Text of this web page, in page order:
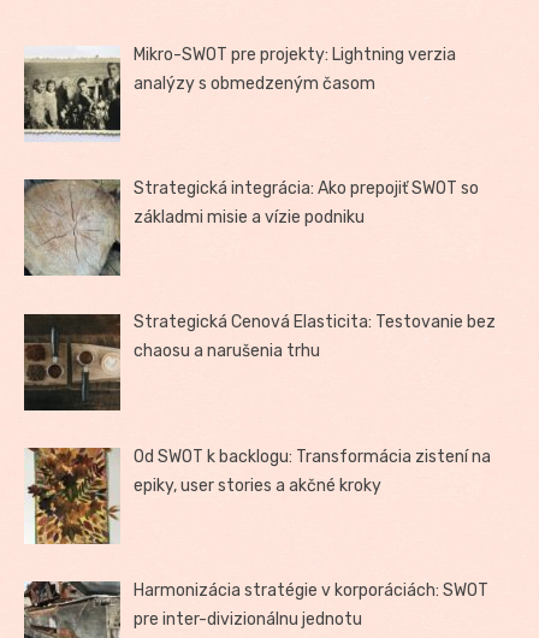
Mikro-SWOT pre projekty: Lightning verzia
analýzy s obmedzeným časom
Strategická integrácia: Ako prepojiť SWOT so
základmi misie a vízie podniku
Strategická Cenová Elasticita: Testovanie bez
chaosu a narušenia trhu
Od SWOT k backlogu: Transformácia zistení na
epiky, user stories a akčné kroky
Harmonizácia stratégie v korporáciách: SWOT
pre inter-divizionálnu jednotu